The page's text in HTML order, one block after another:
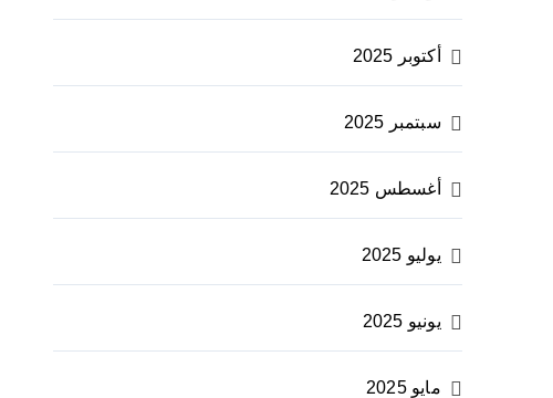
أكتوبر 2025
سبتمبر 2025
أغسطس 2025
يوليو 2025
يونيو 2025
مايو 2025